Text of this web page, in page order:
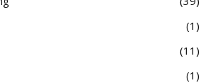
1
11
1